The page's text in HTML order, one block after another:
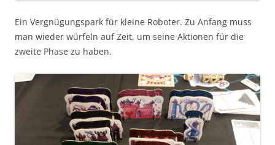
Ein Vergnügungspark für kleine Roboter. Zu Anfang muss
man wieder würfeln auf Zeit, um seine Aktionen für die
zweite Phase zu haben.